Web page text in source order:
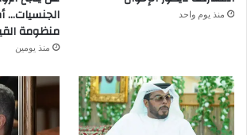
منذ يوم واحد
الجنسيات…
منظومة
منذ يومين